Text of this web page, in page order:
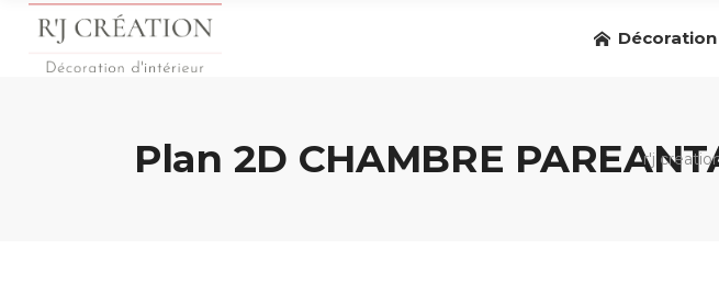
Plan 2D CHAMBRE r'j